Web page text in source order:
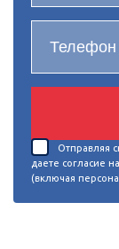
Отправляя
даете согласие на
(включая